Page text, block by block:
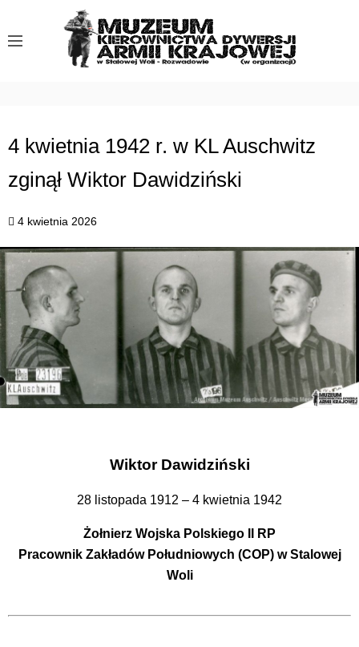
t
4 kwietnia 1942 r. w KL Auschwitz
zginął Wiktor Dawidziński
4 kwietnia 2026
Wiktor Dawidziński
28 listopada 1912 – 4 kwietnia 1942
Żołnierz Wojska Polskiego II RP
Pracownik Zakładów Południowych (COP) w Stalowej
Woli